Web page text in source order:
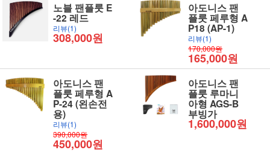
노블 팬플룻 E
-22 레드
리뷰(1)
308,000원
아도니스 팬
플룻 페루형 A
P18 (AP-1)
리뷰(1)
170,000원
165,000원
아도니스 팬
플룻 페루형 A
P-24 (왼손전
용)
리뷰(1)
390,000원
450,000원
아도니스 팬
플룻 루마니
아형 AGS-B
부빙가
1,600,000원